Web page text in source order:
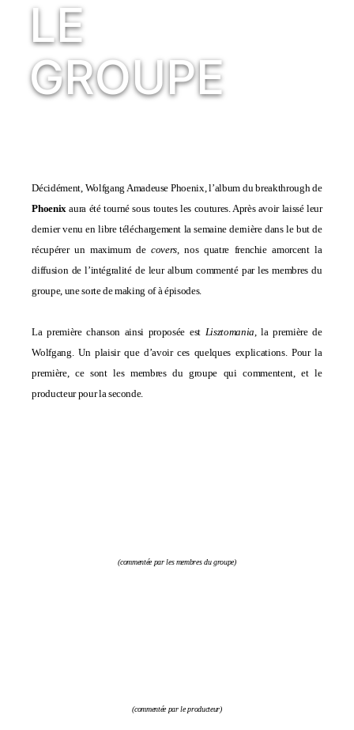
LE
GROUPE
Décidément, Wolfgang Amadeuse Phoenix, l’album du breakthrough de
Phoenixaura été tourné sous toutes les coutures. Après avoir laissé leur
dernier venu en libre téléchargement la semaine dernière dans le but de
récupérer un maximum decovers, nos quatre frenchie amorcent la
diffusion de l’intégralité de leur album commenté par les membres du
groupe, une sorte de making of à épisodes.
La première chanson ainsi proposée est Lisztomania, la première de
Wolfgang. Un plaisir que d’avoir ces quelques explications. Pour la
première, ce sont les membres du groupe qui commentent, et le
producteur pour la seconde.
(commentée par les membres du groupe)
(commentée par le producteur)